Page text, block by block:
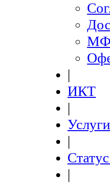
|
ИКТ
|
Услуги
|
|